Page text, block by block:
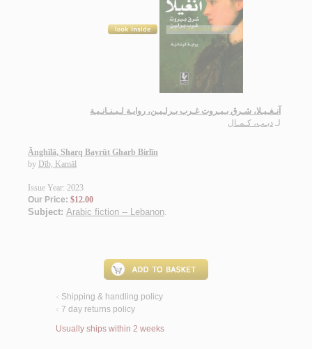
آنـغـيـلا، شـرق بـيـروت غـرب بـرلـيـن، روايـة لـبـنـانـيـة
لـ ديـب، كـمـال
Ānghīlā, Sharq Bayrūt Gharb Birlīn
by Dīb, Kamāl
Issue Year: 2023
Our Price: $12.00
Subject: Arabic fiction -- Lebanon.
< Shipping & handling policy
< 7 day returns policy
Usually ships within 2 weeks